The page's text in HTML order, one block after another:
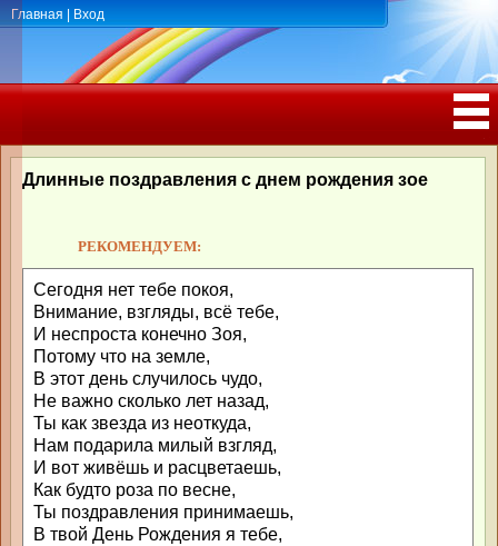
Главная Вход
РОЖДЕНИЯ, ЮБИЛЕЕМ
Длинные поздравления с днем рождения зое
РЕКОМЕНДУЕМ:
Сегодня нет тебе покоя,
Внимание, взгляды, всё тебе,
И неспроста конечно Зоя,
Потому что на земле,
В этот день случилось чудо,
Не важно сколько лет назад,
Ты как звезда из неоткуда,
Нам подарила милый взгляд,
И вот живёшь и расцветаешь,
Как будто роза по весне,
Ты поздравления принимаешь,
В твой День Рождения я тебе,